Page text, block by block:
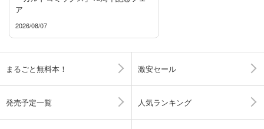
ア
2026/08/07
まるごと無料本！ 激安セール
発売予定一覧 人気ランキング